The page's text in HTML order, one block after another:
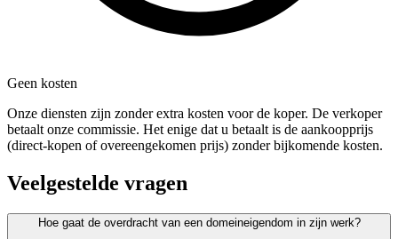
Geen kosten
Onze diensten zijn zonder extra kosten voor de koper. De verkoper
betaalt onze commissie. Het enige dat u betaalt is de aankoopprijs
(direct-kopen of overeengekomen prijs) zonder bijkomende kosten.
Veelgestelde vragen
Hoe gaat de overdracht van een domeineigendom in zijn werk?